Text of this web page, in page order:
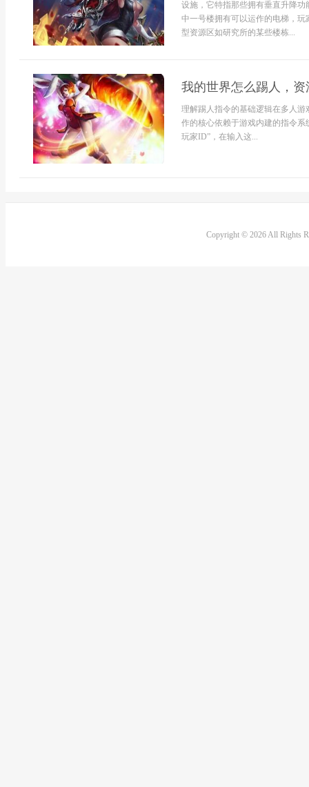
设施，它特指那些拥有垂直升降
中一号楼拥有可以运作的电梯，
型资源区如研究所的某些楼栋...
我的世界怎么踢人，
理解踢人指令的基础逻辑在多人
作的核心依赖于游戏内建的指令
玩家ID”，在输入这...
Copyright © 2026 All Rights